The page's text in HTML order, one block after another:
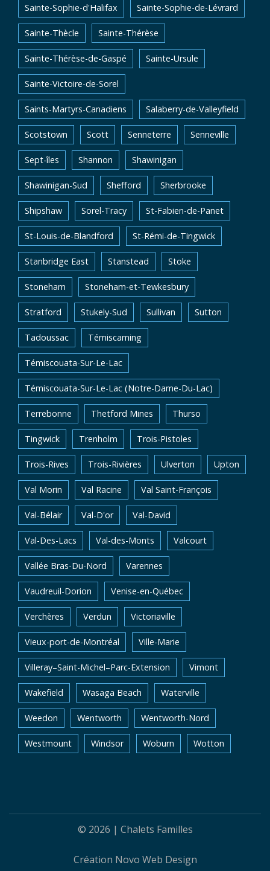
Sainte-Sophie-d'Halifax Sainte-Sophie-de-Lévrard
Sainte-Thècle Sainte-Thérèse
Sainte-Thérèse-de-Gaspé Sainte-Ursule
Sainte-Victoire-de-Sorel
Saints-Martyrs-Canadiens Salaberry-de-Valleyfield
Scotstown Scott Senneterre Senneville
Sept-îles Shannon Shawinigan
Shawinigan-Sud Shefford Sherbrooke
Shipshaw Sorel-Tracy St-Fabien-de-Panet
St-Louis-de-Blandford St-Rémi-de-Tingwick
Stanbridge East Stanstead Stoke
Stoneham Stoneham-et-Tewkesbury
Stratford Stukely-Sud Sullivan Sutton
Tadoussac Témiscaming
Témiscouata-Sur-Le-Lac
Témiscouata-Sur-Le-Lac (Notre-Dame-Du-Lac)
Terrebonne Thetford Mines Thurso
Tingwick Trenholm Trois-Pistoles
Trois-Rives Trois-Rivières Ulverton Upton
Val Morin Val Racine Val Saint-François
Val-Bélair Val-D'or Val-David
Val-Des-Lacs Val-des-Monts Valcourt
Vallée Bras-Du-Nord Varennes
Vaudreuil-Dorion Venise-en-Québec
Verchères Verdun Victoriaville
Vieux-port-de-Montréal Ville-Marie
Villeray–Saint-Michel–Parc-Extension Vimont
Wakefield Wasaga Beach Waterville
Weedon Wentworth Wentworth-Nord
Westmount Windsor Woburn Wotton
© 2026 | Chalets Familles
Création Novo Web Design